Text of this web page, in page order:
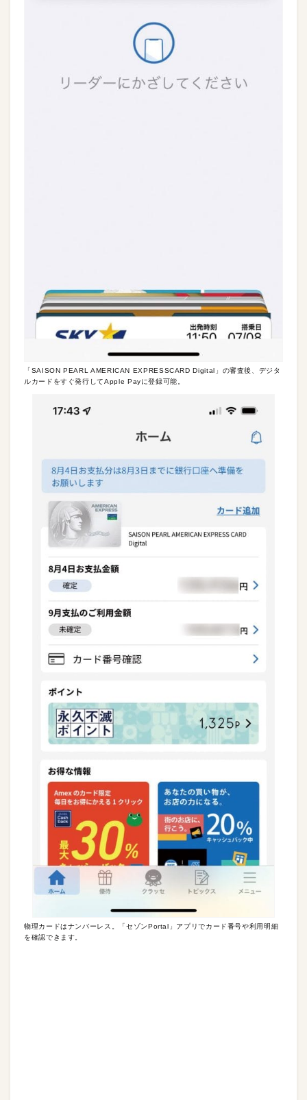
「SAISON PEARL AMERICAN EXPRESSCARD Digital」の審査後、デジタ
ルカードをすぐ発行してApple Payに登録可能。
物理カードはナンバーレス。「セゾンPortal」アプリでカード番号や利用明細
を確認できます。